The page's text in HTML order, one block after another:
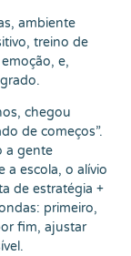
ambiente
treino de
e,
chegou
de começos”.
a gente
a escola, o alívio
de estratégia +
primeiro,
fim, ajustar